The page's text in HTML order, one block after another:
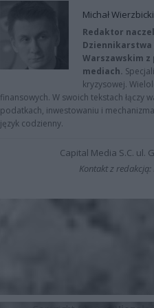
Michał Wierzbicki
Redaktor
Dziennikarstwa
Warszawskim z
mediach.
kryzysowej.
finansowych. W swoich tekstach łączy
podatkach, inwestowaniu i
język codzienny.
Capital Media S.C. ul.
Kontakt z